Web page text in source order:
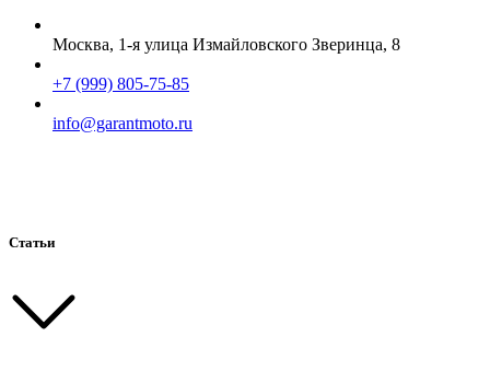
Москва, 1-я улица Измайловского Зверинца, 8
+7 (999) 805-75-85
info@garantmoto.ru
Статьи